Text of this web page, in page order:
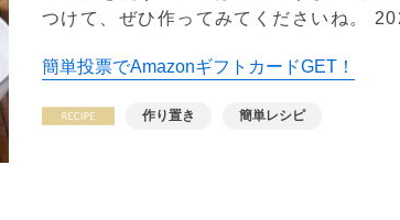
つけて、ぜひ作ってみてくださいね。
簡単投票でAmazonギフトカードGET！
作り置き 簡単レシピ